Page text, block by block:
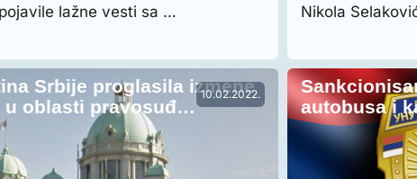
lažne vesti sa …
Nikola
10.02.2022.
Srbije proglasila izmene
u oblasti pravosuđ…
autobusa i